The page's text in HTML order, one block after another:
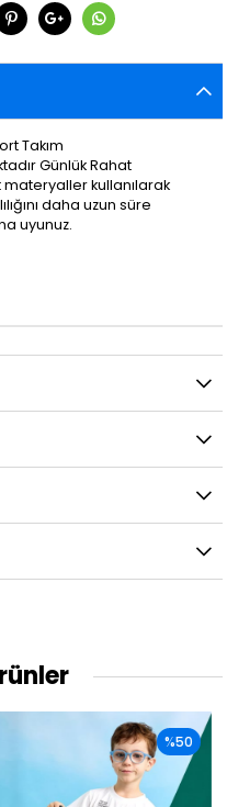
Takım
Günlük Rahat
materyaller kullanılarak
daha uzun süre
uyunuz.
%50